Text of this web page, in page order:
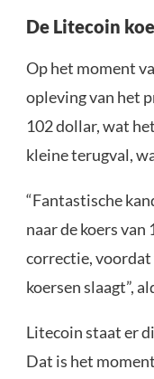
De Litecoin
Op het moment
opleving van het
102 dollar, wat
kleine terugval,
“Fantastische
naar de koers
correctie, voordat
koersen slaagt”,
Litecoin staat er
Dat is het